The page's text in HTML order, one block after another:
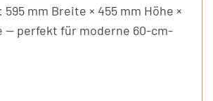
mm Breite × 455 mm Höhe ×
— perfekt für moderne 60-cm-